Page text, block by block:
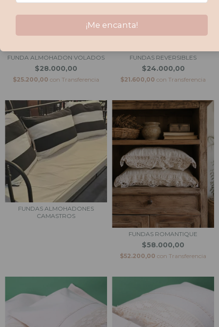
FUNDA ALMOHADON VOLADOS
$28.000,00
$25.200,00 con Transferencia
FUNDAS REVERSIBLES
$24.000,00
$21.600,00 con Transferencia
FUNDAS ALMOHADONES
CAMASTROS
FUNDAS ROMANTIQUE
$58.000,00
$52.200,00 con Transferencia
¡Me encanta!